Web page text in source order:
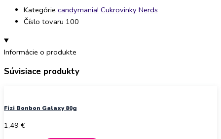
Kategórie candymania! Cukrovinky Nerds
Číslo tovaru 100
Informácie o produkte
Súvisiace produkty
Fizi Bonbon Galaxy 80g
1,49 €